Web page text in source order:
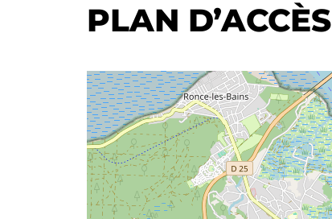
PLAN D’ACCÈS